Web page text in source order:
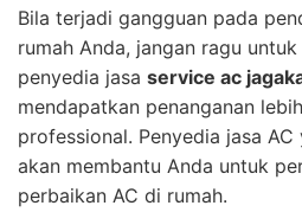
Bila terjadi gangguan pada
rumah Anda, jangan ragu
penyedia jasa service ac
mendapatkan penanganan
professional. Penyedia jasa
akan membantu Anda untuk
perbaikan AC di rumah.